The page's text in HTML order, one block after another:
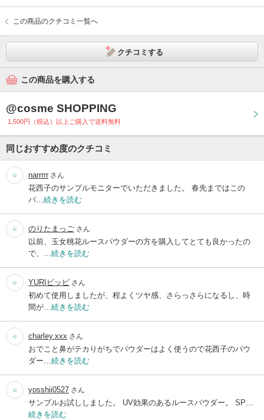
この商品のクチコミ一覧へ
クチコミする
この商品を購入する
@cosme SHOPPING
1,500円（税込）以上ご購入で送料無料
同じおすすめ度のクチコミ
narrrrr さん
花西子のサンプルモニターでいただきました。 春先まではこの
パ…続きを読む
のりたまっご さん
以前、玉女桃花ルースパウダーの方を購入してとても良かったの
で、…続きを読む
YURIピッピ さん
初めて使用しましたが、程よくツヤ感、さらっさらになるし、時
間が…続きを読む
charley.xxx さん
おでこと鼻がテカりがちでパウダーはよく使うので花西子のパウ
ダー…続きを読む
yosshii0527 さん
サンプルお試ししました。 UV効果のあるルースパウダー。 SP…
続きを読む